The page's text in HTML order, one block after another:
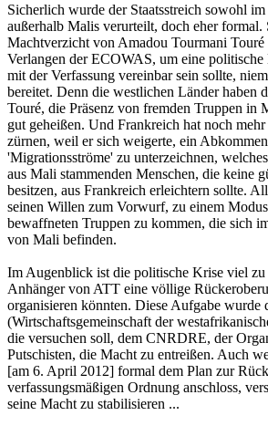
Sicherlich wurde der Staatsstreich sowohl
außerhalb Malis verurteilt, doch eher formal.
Machtverzicht von Amadou Tourmani
Verlangen der ECOWAS, um eine
mit der Verfassung vereinbar sein sollte,
bereitet. Denn die westlichen Länder haben
Touré, die Präsenz von fremden Truppen in
gut geheißen. Und Frankreich hat noch
zürnen, weil er sich weigerte, ein
'Migrationsströme' zu unterzeichnen,
aus Mali stammenden Menschen, die keine
besitzen, aus Frankreich erleichtern sollte.
seinen Willen zum Vorwurf, zu einem
bewaffneten Truppen zu kommen, die sich
von Mali befinden.
Im Augenblick ist die politische Krise viel zu
Anhänger von ATT eine völlige
organisieren könnten. Diese Aufgabe wurde
(Wirtschaftsgemeinschaft der
die versuchen soll, dem CNRDRE, der
Putschisten, die Macht zu entreißen. Auch
[am 6. April 2012] formal dem Plan zur
verfassungsmäßigen Ordnung anschloss,
seine Macht zu stabilisieren ...